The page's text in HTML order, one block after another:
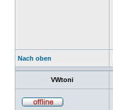
Nach oben
VWtoni